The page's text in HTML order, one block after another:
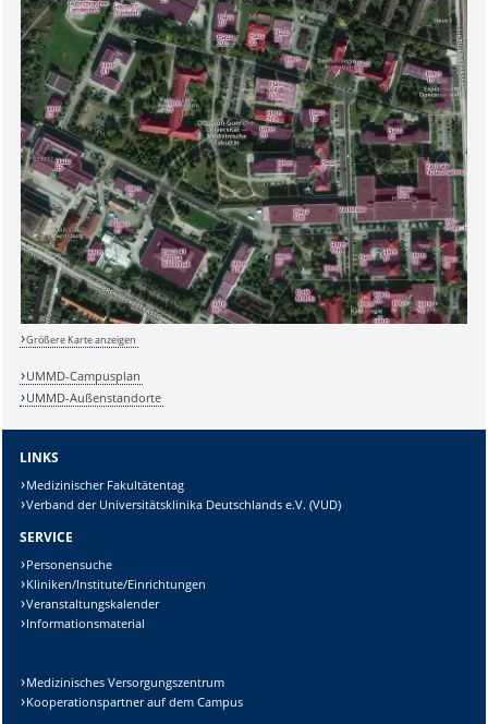
Lösung:
Größere Karte anzeigen
UMMD-Campusplan
UMMD-Außenstandorte
LINKS
Medizinischer Fakultätentag
Verband der Universitätsklinika Deutschlands e.V. (VUD)
SERVICE
Personensuche
Kliniken/Institute/Einrichtungen
Veranstaltungskalender
Informationsmaterial
Medizinisches Versorgungszentrum
Kooperationspartner auf dem Campus